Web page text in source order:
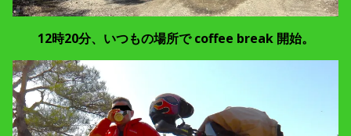
12時20分、いつもの場所で coffee break 開始。